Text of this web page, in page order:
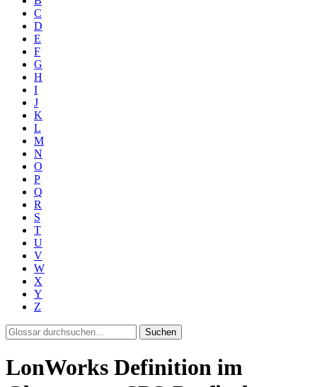
C
D
E
F
G
H
I
J
K
L
M
N
O
P
Q
R
S
T
U
V
W
X
Y
Z
Suchen
LonWorks Definition im